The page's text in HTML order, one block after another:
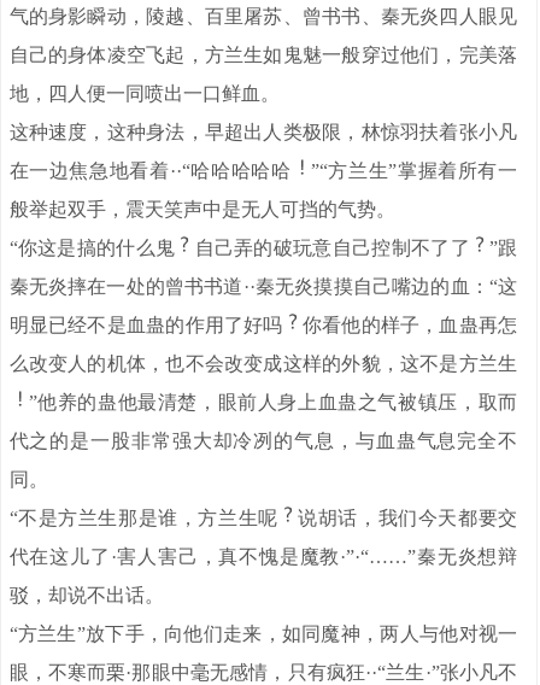
气的身影瞬动，陵越、百里屠苏、曾书书、秦无炎四人眼见
自己的身体凌空飞起，方兰生如鬼魅一般穿过他们，完美落
地，四人便一同喷出一口鲜血。
这种速度，这种身法，早超出人类极限，林惊羽扶着张小凡
在一边焦急地看着··“哈哈哈哈哈
”“方兰生”掌握着所有一
般举起双手，震天笑声中是无人可挡的气势。
“你这是搞的什么鬼
自己弄的破玩意自己控制不了了
”跟
秦无炎摔在一处的曾书书道··秦无炎摸摸自己嘴边的血：“这
明显已经不是血蛊的作用了好吗
你看他的样子，血蛊再怎
么改变人的机体，也不会改变成这样的外貌，这不是方兰生
”他养的蛊他最清楚，眼前人身上血蛊之气被镇压，取而
代之的是一股非常强大却冷冽的气息，与血蛊气息完全不
同。
“不是方兰生那是谁，方兰生呢
说胡话，我们今天都要交
代在这儿了·害人害己，真不愧是魔教·”·“……”秦无炎想辩
驳，却说不出话。
“方兰生”放下手，向他们走来，如同魔神，两人与他对视一
眼，不寒而栗·那眼中毫无感情，只有疯狂··“兰生·”张小凡不